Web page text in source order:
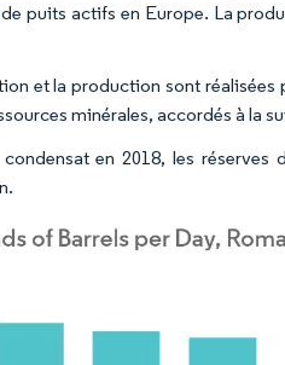
puits actifs en Europe. La
et la production sont réalisées
minérales, accordés à la
en 2018, les réserves